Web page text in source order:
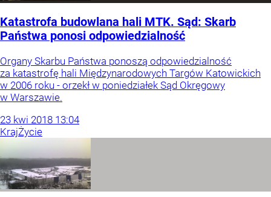
Katastrofa budowlana hali MTK. Sąd: Skarb
Państwa ponosi odpowiedzialność
Organy Skarbu Państwa ponoszą odpowiedzialność
za katastrofę hali Międzynarodowych Targów Katowickich
w 2006 roku - orzekł w poniedziałek Sąd Okręgowy
w Warszawie.
23 kwi 2018 13:04
KrajŻycie